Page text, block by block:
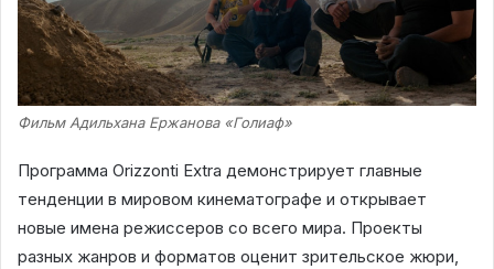
Фильм Адильхана Ержанова «Голиаф»
Программа Orizzonti Extra демонстрирует главные
тенденции в мировом кинематографе и открывает
новые имена режиссеров со всего мира. Проекты
разных жанров и форматов оценит зрительское жюри,